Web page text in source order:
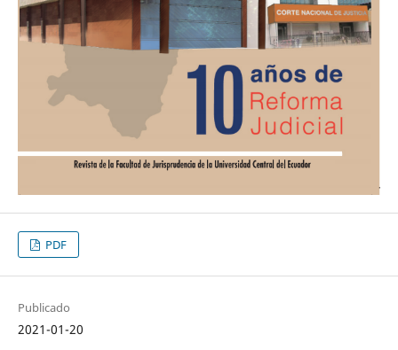
PDF
Publicado
2021-01-20